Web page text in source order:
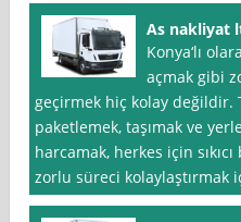
As nakliyat
Konya‘lı
açmak gibi
geçirmek hiç kolay değildir.
paketlemek, taşımak ve
harcamak, herkes için
zorlu süreci kolaylaştırmak